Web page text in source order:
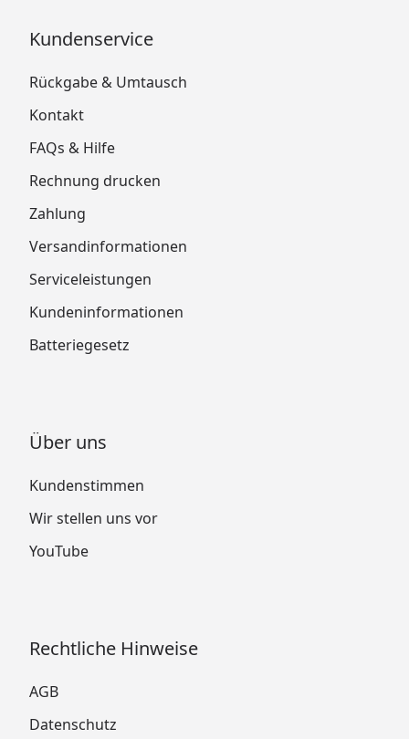
Kundenservice
Rückgabe & Umtausch
Kontakt
FAQs & Hilfe
Rechnung drucken
Zahlung
Versandinformationen
Serviceleistungen
Kundeninformationen
Batteriegesetz
Über uns
Kundenstimmen
Wir stellen uns vor
YouTube
Rechtliche Hinweise
AGB
Datenschutz